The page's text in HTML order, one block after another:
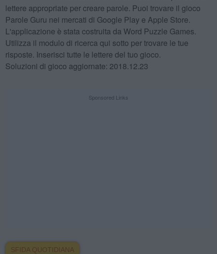
lettere appropriate per creare parole. Puoi trovare il gioco
Parole Guru nei mercati di Google Play e Apple Store.
L'applicazione è stata costruita da Word Puzzle Games.
Utilizza il modulo di ricerca qui sotto per trovare le tue
risposte. Inserisci tutte le lettere del tuo gioco.
Soluzioni di gioco aggiornate: 2018.12.23
Sponsored Links
SFIDA QUOTIDIANA